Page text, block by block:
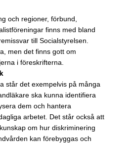
och regioner, förbund,
finns med bland
till Socialstyrelsen.
men det finns gott om
i föreskrifterna.
står det exempelvis på många
ska kunna identifiera
dem och hantera
arbetet. Det står också att
om hur diskriminering
kan förebyggas och